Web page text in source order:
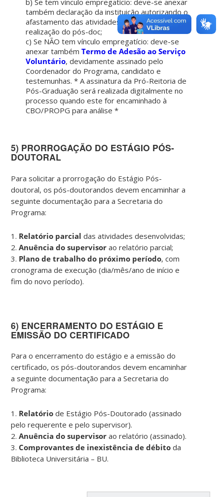
b) Se tem vínculo empregatício: deve-se anexar
também declaração da instituição autorizando o
afastamento das atividades laborais para a
realização do pós-doc;
c) Se NÃO tem vínculo empregatício: deve-se
anexar tambémTermo de Adesão ao Serviço
Voluntário, devidamente assinado pelo
Coordenador do Programa, candidato e
testemunhas. * A assinatura da Pró-Reitoria de
Pós-Graduação será realizada digitalmente no
processo quando este for encaminhado à
CBO/PROPG para análise *
5) PRORROGAÇÃO DO ESTÁGIO PÓS-
DOUTORAL
Para solicitar a prorrogação do Estágio Pós-
doutoral, os pós-doutorandos devem encaminhar a
seguinte documentação para a Secretaria do
Programa:
1. Relatório parcial das atividades desenvolvidas;
2.Anuência do supervisor ao relatório parcial;
3. Plano de trabalho do próximo período, com
cronograma de execução (dia/mês/ano de início e
fim do novo período).
6) ENCERRAMENTO DO ESTÁGIO E
EMISSÃO DO CERTIFICADO
Para o encerramento do estágio e a emissão do
certificado, os pós-doutorandos devem encaminhar
a seguinte documentação para a Secretaria do
Programa:
1. Relatório de Estágio Pós-Doutorado (assinado
pelo requerente e pelo supervisor).
2.Anuência do supervisor ao relatório (assinado).
3. Comprovantes de inexistência de débito da
Biblioteca Universitária – BU.